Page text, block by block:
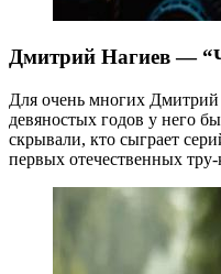
Дмитрий Нагиев —
Для очень многих
девяностых годов у него
скрывали, кто сыграет
первых отечественных